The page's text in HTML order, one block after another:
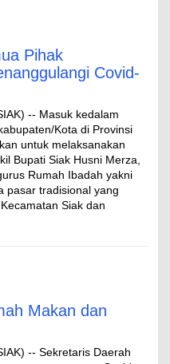
Pihak
Covid-
-- Masuk kedalam
Kota di Provinsi
untuk melaksanakan
Bupati Siak Husni Merza,
Rumah Ibadah yakni
pasar tradisional yang
Siak dan
Makan dan
-- Sekretaris Daerah